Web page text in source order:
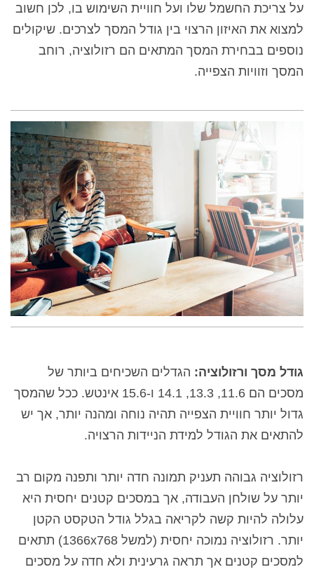
על צריכת החשמל שלו ועל חוויית השימוש בו, לכן חשוב
למצוא את האיזון הרצוי בין גודל המסך לצרכים. שיקולים
נוספים בבחירת המסך המתאים הם רזולוציה, רוחב
המסך וזוויות הצפייה.
גודל מסך ורזולוציה: הגדלים השכיחים ביותר של
מסכים הם 11.6, 13.3, 14.1
ו-15.6 אינטש
. ככל שהמסך
גדול יותר חוויית הצפייה תהיה נוחה ומהנה יותר, אך יש
להתאים את הגודל למידת הניידות הרצויה.
רזולוציה גבוהה תעניק תמונה חדה יותר ותפנה מקום רב
יותר על שולחן העבודה, אך במסכים קטנים יחסית היא
עלולה להיות קשה לקריאה בגלל גודל הטקסט הקטן
יותר. רזולוציה נמוכה יחסית (למשל 1366x768
) תתאים
למסכים קטנים אך תראה גרעינית ולא חדה על מסכים